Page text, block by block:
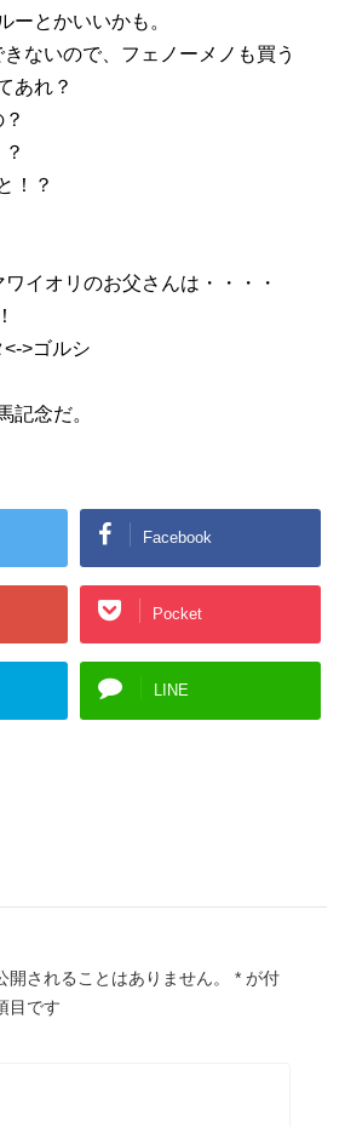
ーとかいいかも。
ないので、フェノーメノも買う
あれ？
！？
イオリのお父さんは・・・・
>ゴルシ
記念だ。
Facebook
Pocket
LINE
開されることはありません。 * が付
目です